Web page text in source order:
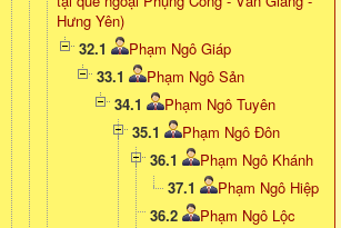
Hưng Yên)
32.1
Phạm Ngô Giáp
33.1
Phạm Ngô Sản
34.1
Phạm Ngô Tuyên
35.1
Phạm Ngô Đôn
36.1
Phạm Ngô Khánh
37.1
Phạm Ngô Hiệp
36.2
Phạm Ngô Lộc